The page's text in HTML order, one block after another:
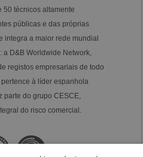
50 técnicos altamente
públicas e das próprias
integra a maior rede mundial
a D&B Worldwide Network,
registos empresariais de todo
pertence à líder espanhola
parte do grupo CESCE,
do risco comercial.